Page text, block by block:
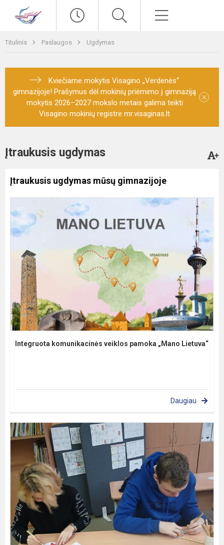
Titulinis Paslaugos Ugdymas
Kviečiame mokytis Visagino „Verdenės“
gimnazijoje! Prašymus dėl mokinių priėmimo į gimnaziją
mokytis 2026–2027 mokslo metais galima teikti
Visagino mokinių registre mr.visaginas.lt
×
Įtraukusis ugdymas
Įtraukusis ugdymas mūsų gimnazijoje
Integruota komunikacinės veiklos pamoka „Mano Lietuva“
Daugiau